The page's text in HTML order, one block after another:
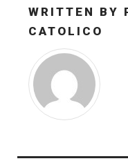
WRITTEN BY
CATOLICO